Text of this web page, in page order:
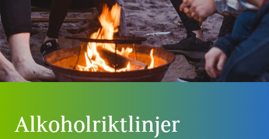
Alkoholriktlinjer